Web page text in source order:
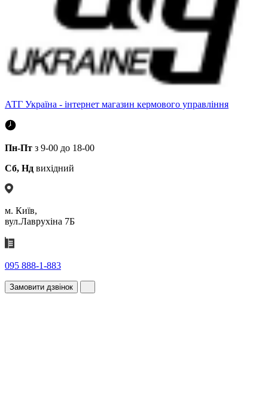
АТГ Україна - інтернет магазин кермового управління
Пн-Пт з 9-00 до 18-00
Сб, Нд вихідний
м. Київ,
вул.Лаврухіна 7Б
095 888-1-883
Замовити дзвінок